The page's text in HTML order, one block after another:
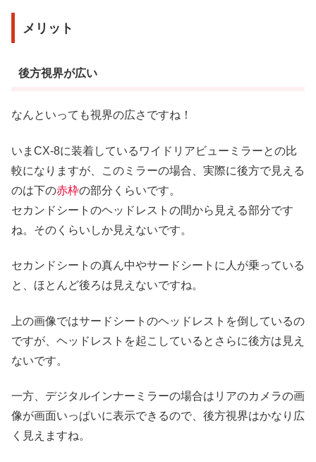
メリット
後方視界が広い
なんといっても視界の広さですね！
いまCX-8に装着しているワイドリアビューミラーとの比
較になりますが、このミラーの場合、実際に後方で見える
のは下の赤枠の部分くらいです。
セカンドシートのヘッドレストの間から見える部分です
ね。そのくらいしか見えないです。
セカンドシートの真ん中やサードシートに人が乗っている
と、ほとんど後ろは見えないですね。
上の画像ではサードシートのヘッドレストを倒しているの
ですが、ヘッドレストを起こしているとさらに後方は見え
ないです。
一方、デジタルインナーミラーの場合はリアのカメラの画
像が画面いっぱいに表示できるので、後方視界はかなり広
く見えますね。